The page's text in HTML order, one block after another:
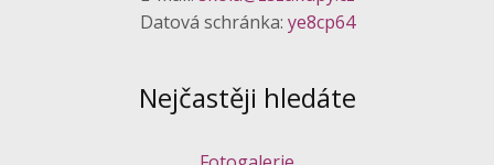
Datová schránka: ye8cp64
Nejčastěji hledáte